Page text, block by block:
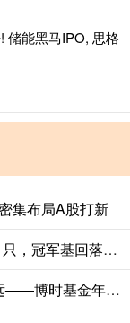
储能黑马IPO, 思格
集布局A股打新
创惠优配 翻倍基集体回调：246只变11只，冠军基回落超100个百分点
钱龙配资 专业成就未来，稳健铸就长远——博时基金年金业务高质量发展纪实